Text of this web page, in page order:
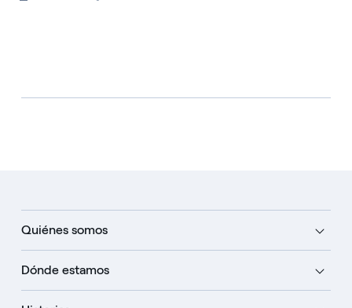
Quiénes somos
Dónde estamos